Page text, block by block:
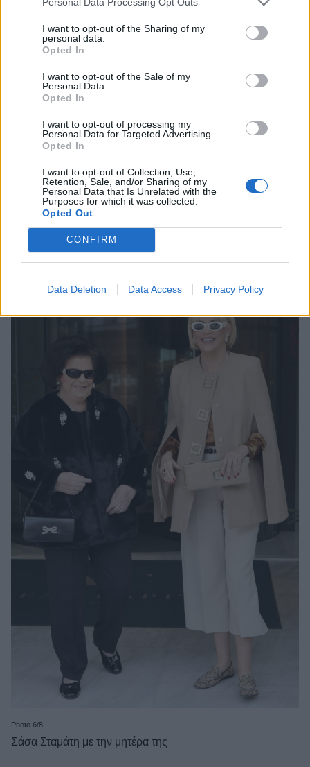
I want to opt-out of the Sharing of my
personal data.
Opted In
I want to opt-out of the Sale of my
Personal Data.
Opted In
I want to opt-out of processing my
Personal Data for Targeted Advertising.
Opted In
I want to opt-out of Collection, Use,
Retention, Sale, and/or Sharing of my
Personal Data that Is Unrelated with the
Purposes for which it was collected.
Opted Out
CONFIRM
Data Deletion Data Access Privacy Policy
Σάσα Σταμάτη με την μητέρα της
Photo 6/8
Σάσα Σταμάτη με την μητέρα της